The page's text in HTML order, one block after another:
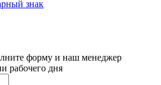
форму и наш менеджер
рабочего дня